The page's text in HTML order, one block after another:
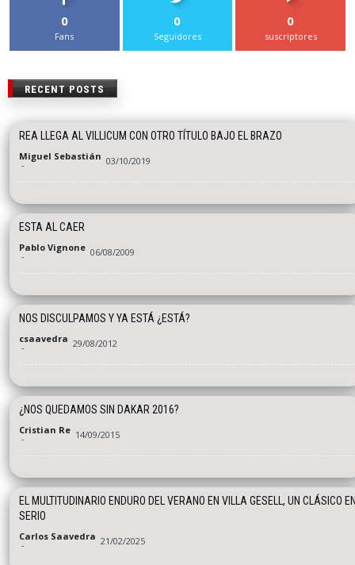
0
Fans
0
Seguidores
0
suscriptores
RECENT POSTS
REA LLEGA AL VILLICUM CON OTRO TÍTULO BAJO EL BRAZO
Miguel Sebastián
- 03/10/2019
ESTA AL CAER
Pablo Vignone
- 06/08/2009
NOS DISCULPAMOS Y YA ESTÁ ¿ESTÁ?
csaavedra
- 29/08/2012
¿NOS QUEDAMOS SIN DAKAR 2016?
Cristian Re
- 14/09/2015
EL MULTITUDINARIO ENDURO DEL VERANO EN VILLA GESELL, UN CLÁSICO
SERIO
Carlos Saavedra
- 21/02/2025